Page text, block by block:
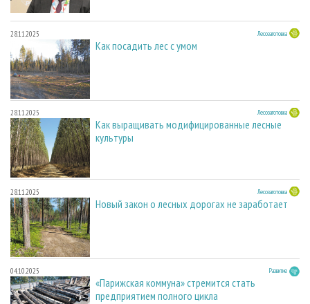
28.11.2025 Лесозаготовка
Как посадить лес с умом
28.11.2025 Лесозаготовка
Как выращивать модифицированные лесные
культуры
28.11.2025 Лесозаготовка
Новый закон о лесных дорогах не заработает
04.10.2025 Развитие
«Парижская коммуна» стремится стать
предприятием полного цикла